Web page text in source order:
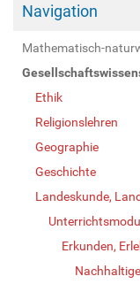
Navigation
Mathematisch-
Ethik
Religionslehren
Geographie
Geschichte
Landeskunde,
Erkunden,